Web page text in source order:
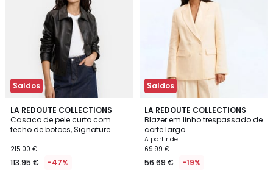
Saldos
LA REDOUTE COLLECTIONS
Casaco de pele curto com
fecho de botões, Signature
215.00 €
113.95 € -47%
4,5
/ 5
2
Cores
Saldos
LA REDOUTE COLLECTIONS
Blazer em linho trespassado de
corte largo
A partir de
69.99 €
56.69 € -19%
4,4
/ 5
4
Cores